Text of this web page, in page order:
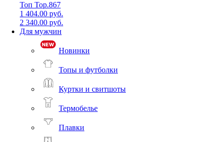
Топ Top.867
1 404.00 руб.
2 340.00 руб.
Для мужчин
Новинки
Топы и футболки
Куртки и свитшоты
Термобелье
Плавки